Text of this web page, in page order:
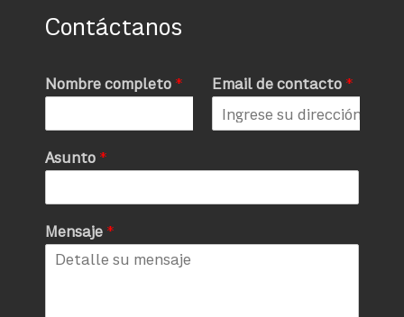
Contáctanos
Nombre completo * Email de contacto *
Asunto *
Mensaje *